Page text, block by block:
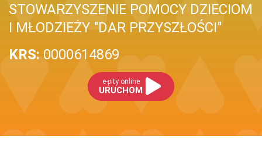
STOWARZYSZENIE POMOCY DZIECIOM
I MŁODZIEŻY "DAR PRZYSZŁOŚCI"
KRS: 0000614869
e-pity online
URUCHOM